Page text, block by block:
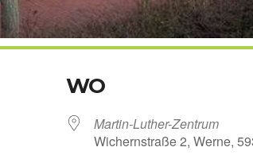
WO
Martin-Luther-Zentrum
Wichern­stra­ße 2, Wer­ne,